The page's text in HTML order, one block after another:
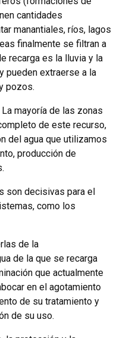
cantidades
manantiales, ríos, lagos
finalmente se filtran a
recarga es la lluvia y la
pueden extraerse a la
pozos.
mayoría de las zonas
de este recurso,
del agua que utilizamos
producción de
son decisivas para el
como los
de la
de la que se recarga
que actualmente
en el agotamiento
de su tratamiento y
de su uso.